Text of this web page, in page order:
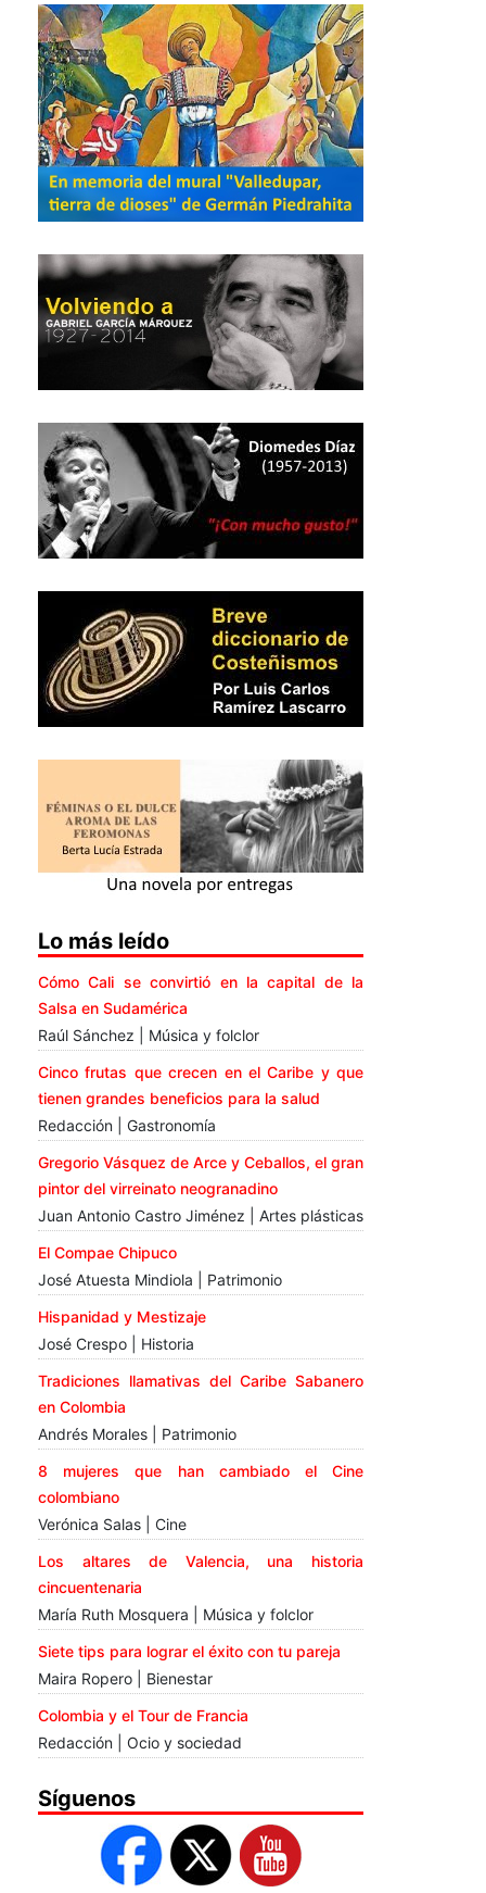
Lo más leído
Cómo Cali se convirtió en la capital de la
Salsa en Sudamérica
Raúl Sánchez | Música y folclor
Cinco frutas que crecen en el Caribe y que
tienen grandes beneficios para la salud
Redacción | Gastronomía
Gregorio Vásquez de Arce y Ceballos, el gran
pintor del virreinato neogranadino
Juan Antonio Castro Jiménez | Artes plásticas
El Compae Chipuco
José Atuesta Mindiola | Patrimonio
Hispanidad y Mestizaje
José Crespo | Historia
Tradiciones llamativas del Caribe Sabanero
en Colombia
Andrés Morales | Patrimonio
8 mujeres que han cambiado el Cine
colombiano
Verónica Salas | Cine
Los altares de Valencia, una historia
cincuentenaria
María Ruth Mosquera | Música y folclor
Siete tips para lograr el éxito con tu pareja
Maira Ropero | Bienestar
Colombia y el Tour de Francia
Redacción | Ocio y sociedad
Síguenos